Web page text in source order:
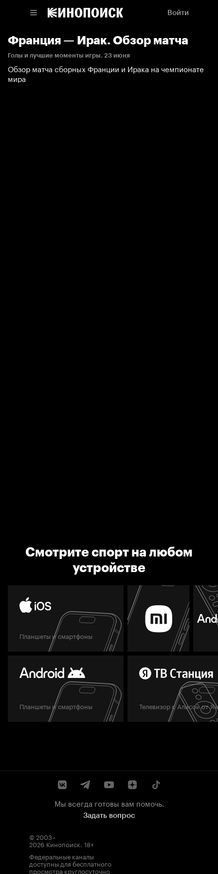
Войти
Франция — Ирак. Обзор матча
Голы и лучшие моменты игры. 23 июня
Обзор матча сборных Франции и Ирака на чемпионате
мира
Смотрите спорт на любом
устройстве
Планшеты и смартфоны
Планшеты и смартфоны Телевизор с Алисой от
Мы всегда готовы вам помочь.
Задать вопрос
© 2003–
2026 Кинопоиск. 18+
Федеральные каналы
доступны для бесплатного
просмотра круглосуточно